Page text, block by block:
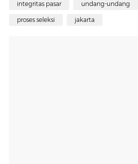
integritas pasar undang-undang
proses seleksi jakarta